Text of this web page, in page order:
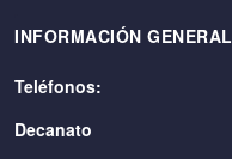
INFORMACIÓN GENERAL
Teléfonos:
Decanato